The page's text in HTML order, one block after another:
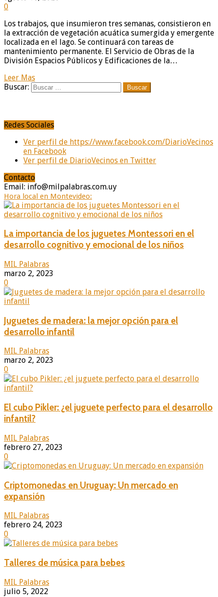
0
Los trabajos, que insumieron tres semanas, consistieron en
la extracción de vegetación acuática sumergida y emergente
localizada en el lago. Se continuará con tareas de
mantenimiento permanente. El Servicio de Obras de la
División Espacios Públicos y Edificaciones de la…
Leer Mas
Buscar:
Redes Sociales
Ver perfil de https://www.facebook.com/DiarioVecinos
en Facebook
Ver perfil de DiarioVecinos en Twitter
Contacto
Email: info@milpalabras.com.uy
Hora local en Montevideo:
La importancia de los juguetes Montessori en el
desarrollo cognitivo y emocional de los niños
MIL Palabras
marzo 2, 2023
0
Juguetes de madera: la mejor opción para el
desarrollo infantil
MIL Palabras
marzo 2, 2023
0
El cubo Pikler: ¿el juguete perfecto para el desarrollo
infantil?
MIL Palabras
febrero 27, 2023
0
Criptomonedas en Uruguay: Un mercado en
expansión
MIL Palabras
febrero 24, 2023
0
Talleres de música para bebes
MIL Palabras
julio 5, 2022